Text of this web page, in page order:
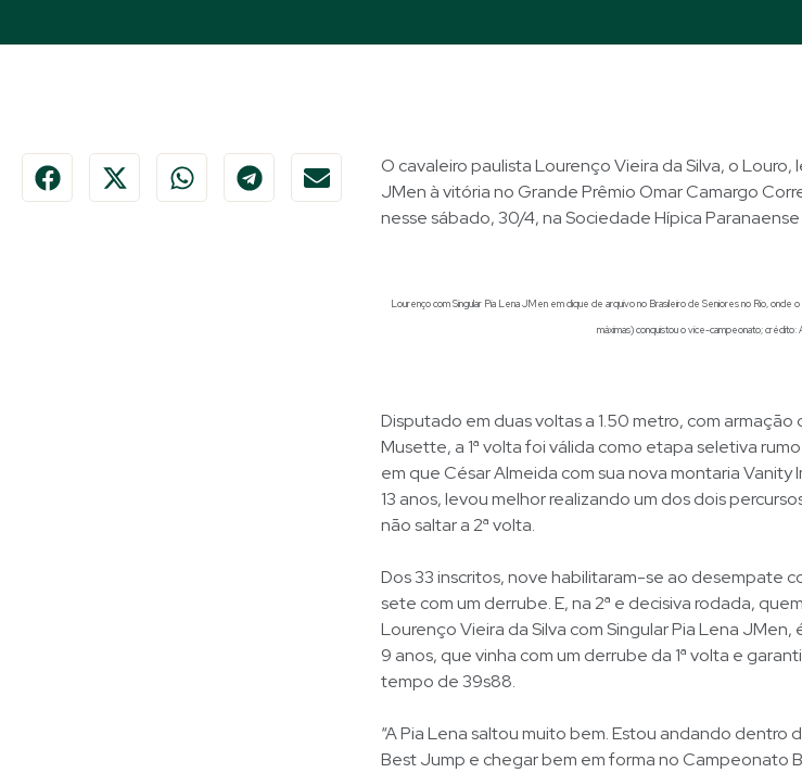
O cavaleiro paulista Lourenço Vieira da Silva, o Louro,
JMen à vitória no Grande Prêmio Omar Camargo
nesse sábado, 30/4, na Sociedade Hípica
Lourenço com Singular Pia Lena JMen em clique de arquivo no Brasileiro de Seniores no Rio, onde
máximas) conquistou o vice-campeonato; crédito:
Disputado em duas voltas a 1.50 metro, com
Musette, a 1ª volta foi válida como etapa seletiva
em que César Almeida com sua nova montaria Vanity
13 anos, levou melhor realizando um dos dois
não saltar a 2ª volta.
Dos 33 inscritos, nove habilitaram-se ao desempate
sete com um derrube. E, na 2ª e decisiva rodada,
Lourenço Vieira da Silva com Singular Pia Lena
9 anos, que vinha com um derrube da 1ª volta e
tempo de 39s88.
“A Pia Lena saltou muito bem. Estou andando
Best Jump e chegar bem em forma no Campeonato